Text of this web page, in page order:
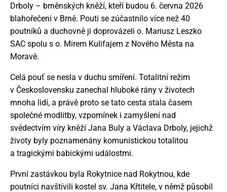
Drboly – brněnských kněží, kteří budou 6. června 2026
blahořečeni v Brně. Pouti se zúčastnilo více než 40
poutníků a duchovně ji doprovázeli o. Mariusz Leszko
SAC spolu s o. Mirem Kulifajem z Nového Města na
Moravě.
Celá pouť se nesla v duchu smíření. Totalitní režim
v Československu zanechal hluboké rány v životech
mnoha lidí, a právě proto se tato cesta stala časem
společné modlitby, vzpomínek i zamyšlení nad
svědectvím víry kněží Jana Buly a Václava Drboly, jejichž
životy byly poznamenány komunistickou totalitou
a tragickými babickými událostmi.
První zastávkou byla Rokytnice nad Rokytnou, kde
poutníci navštívili kostel sv. Jana Křtitele, v němž působil